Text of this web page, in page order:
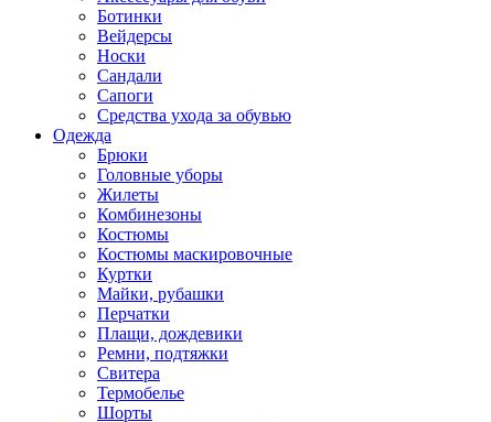
Ботинки
Вейдерсы
Носки
Сандали
Сапоги
Средства ухода за обувью
Одежда
Брюки
Головные уборы
Жилеты
Комбинезоны
Костюмы
Костюмы маскировочные
Куртки
Майки, рубашки
Перчатки
Плащи, дождевики
Ремни, подтяжки
Свитера
Термобелье
Шорты